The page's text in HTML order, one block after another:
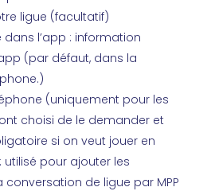
ligue (facultatif)
dans l’app : information
(par défaut, dans la
(uniquement pour les
choisi de le demander et
si on veut jouer en
utilisé pour ajouter les
conversation de ligue par MPP